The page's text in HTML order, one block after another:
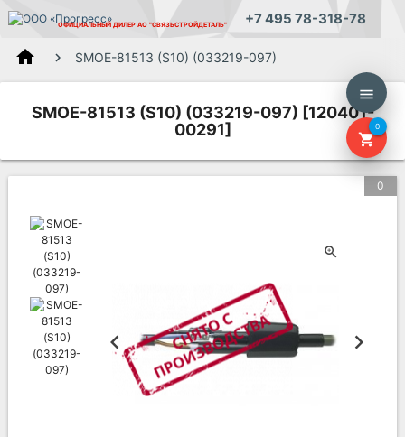
ОФИЦИАЛЬНЫЙ ДИЛЕР АО "СВЯЗЬСТРОЙДЕТАЛЬ" +7 495 78-318-78
menu
shopping_cart
0
home SMOE-81513 (S10) (033219-097)
SMOE-81513 (S10) (033219-097) [120401-
00291]
0